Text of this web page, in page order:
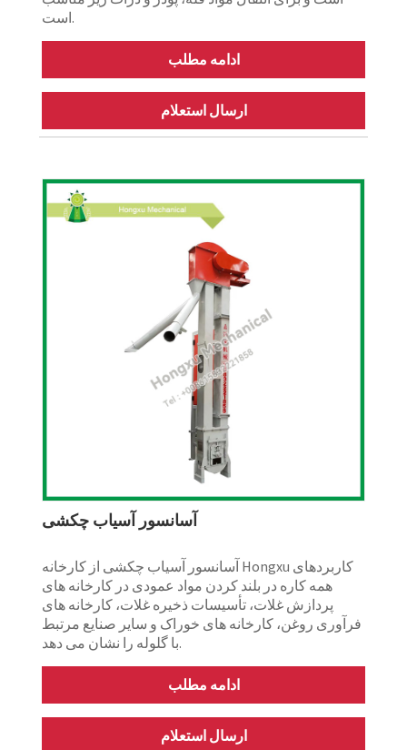
است.
ادامه مطلب
ارسال استعلام
آسانسور آسیاب چکشی
آسانسور آسیاب چکشی از کارخانه Hongxu کاربردهای
همه کاره در بلند کردن مواد عمودی در کارخانه های
پردازش غلات، تأسیسات ذخیره غلات، کارخانه های
فرآوری روغن، کارخانه های خوراک و سایر صنایع مرتبط
با گلوله را نشان می دهد.
ادامه مطلب
ارسال استعلام